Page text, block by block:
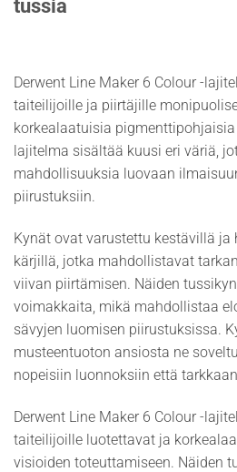
tussia
Derwent Line Maker 6 Colour -
taiteilijoille ja piirtäjille
korkealaatuisia
lajitelma sisältää kuusi eri väriä,
mahdollisuuksia luovaan
piirustuksiin.
Kynät ovat varustettu kestävillä ja
kärjillä, jotka mahdollistavat
viivan piirtämisen. Näiden
voimakkaita, mikä mahdollistaa
sävyjen luomisen piirustuksissa.
musteentuoton ansiosta ne
nopeisiin luonnoksiin että
Derwent Line Maker 6 Colour -
taiteilijoille luotettavat ja
visioiden toteuttamiseen. Näiden